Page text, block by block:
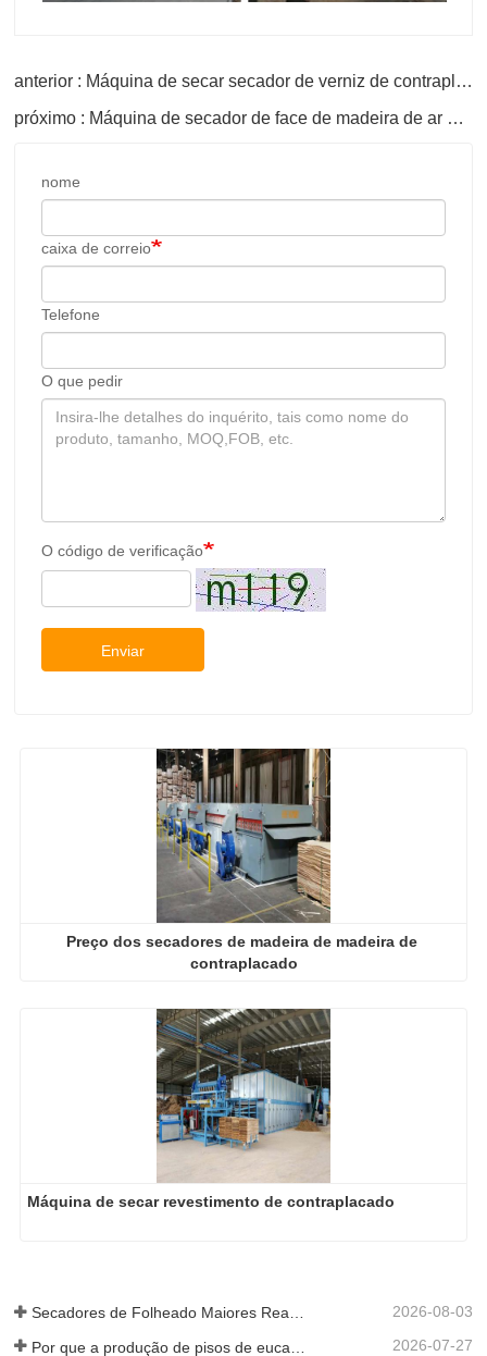
anterior : Máquina de secar secador de verniz de contraplacado
próximo : Máquina de secador de face de madeira de ar quente para venda
nome
caixa de correio
Telefone
O que pedir
O código de verificação
Enviar
Preço dos secadores de madeira de madeira de
contraplacado
Máquina de secar revestimento de contraplacado
Secadores de Folheado Maiores Realmente Economizam Dinheiro? 2026-08-03
2026-07-27